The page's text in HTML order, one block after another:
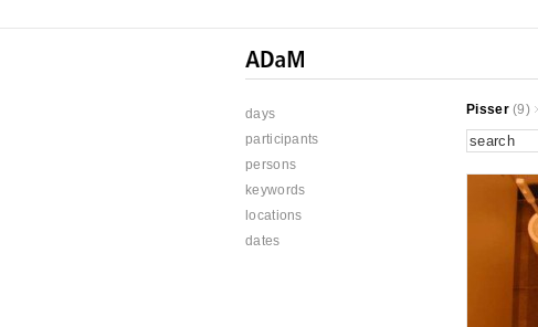
days
participants
persons
keywords
locations
dates
Pisser(9)